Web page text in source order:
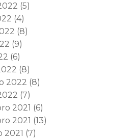
(5)
(4)
(8)
(9)
(6)
(8)
2022 (8)
(7)
2021 (6)
2021 (13)
(7)